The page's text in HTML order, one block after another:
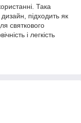
Така
підходить як
святкового
і легкість